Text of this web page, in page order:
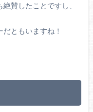
賛したことですし、
ともいますね！